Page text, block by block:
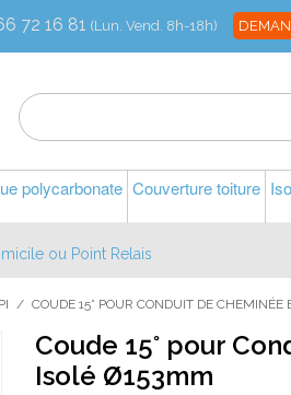
72 16 81 (Lun. Vend. 8h-18h)
polycarbonate Couverture toiture
ou Point Relais
/ COUDE 15° POUR CONDUIT DE
Coude 15° pour
Isolé Ø153mm